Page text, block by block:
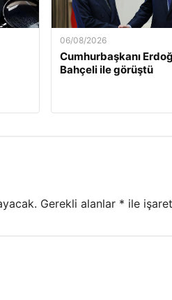
06/08/2026
Cumhurbaşkanı
Bahçeli ile görüştü
Gerekli alanlar * ile